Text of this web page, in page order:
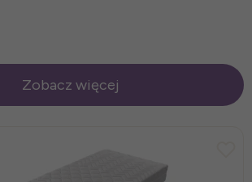
Zobacz więcej